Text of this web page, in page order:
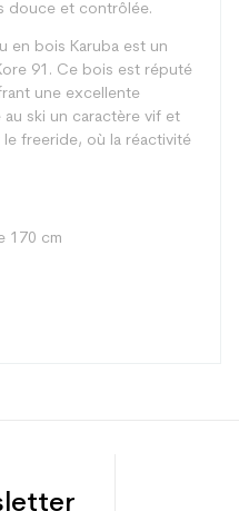
douce et contrôlée.
en bois Karuba est un
91. Ce bois est réputé
une excellente
ski un caractère vif et
freeride, où la réactivité
170 cm